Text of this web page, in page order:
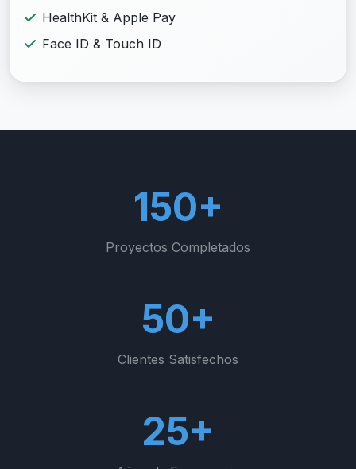
HealthKit & Apple Pay
Face ID & Touch ID
150+
Proyectos Completados
50+
Clientes Satisfechos
25+